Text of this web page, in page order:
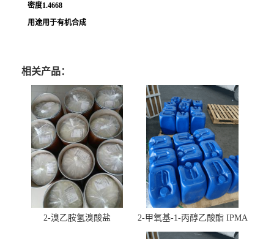
密度1.4668
用途用于有机合成
相关产品：
2-溴乙胺氢溴酸盐 2-甲氧基-1-丙醇乙酸酯 IPMA